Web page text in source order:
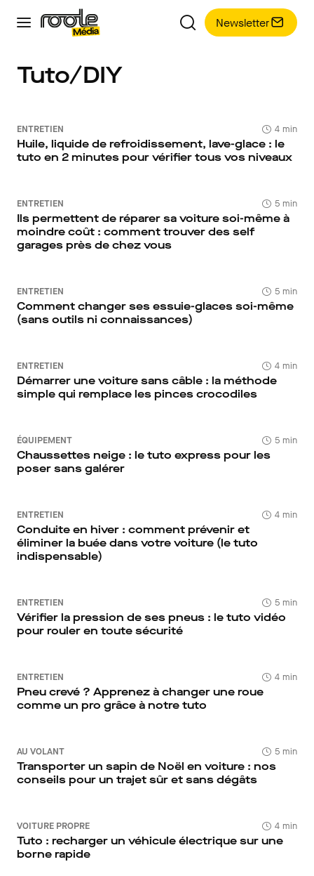
Newsletter
Tuto/DIY
ENTRETIEN 4 min
Huile, liquide de refroidissement, lave-glace : le
tuto en 2 minutes pour vérifier tous vos niveaux
ENTRETIEN 5 min
Ils permettent de réparer sa voiture soi-même à
moindre coût : comment trouver des self
garages près de chez vous
ENTRETIEN 5 min
Comment changer ses essuie-glaces soi-même
(sans outils ni connaissances)
ENTRETIEN 4 min
Démarrer une voiture sans câble : la méthode
simple qui remplace les pinces crocodiles
ÉQUIPEMENT 5 min
Chaussettes neige : le tuto express pour les
poser sans galérer
ENTRETIEN 4 min
Conduite en hiver : comment prévenir et
éliminer la buée dans votre voiture (le tuto
indispensable)
ENTRETIEN 5 min
Vérifier la pression de ses pneus : le tuto vidéo
pour rouler en toute sécurité
ENTRETIEN 4 min
Pneu crevé ? Apprenez à changer une roue
comme un pro grâce à notre tuto
AU VOLANT 5 min
Transporter un sapin de Noël en voiture : nos
conseils pour un trajet sûr et sans dégâts
VOITURE PROPRE 4 min
Tuto : recharger un véhicule électrique sur une
borne rapide